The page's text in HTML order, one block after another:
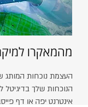
העצמת נוכחות המותג
הנוכחות שלך
מהמאקרו